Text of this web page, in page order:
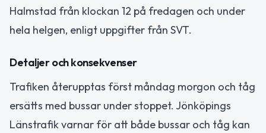
Halmstad från klockan 12 på fredagen och under
hela helgen, enligt uppgifter från SVT.
Detaljer och konsekvenser
Trafiken återupptas först måndag morgon och tåg
ersätts med bussar under stoppet. Jönköpings
Länstrafik varnar för att både bussar och tåg kan